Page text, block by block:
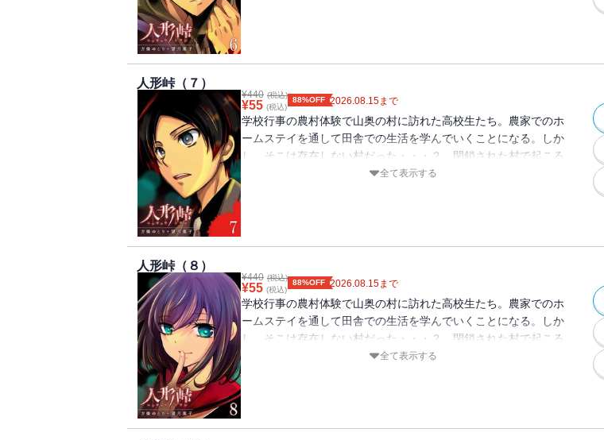
人形峠（７）
¥440 (税込)
¥55 (税込)
88%OFF 2026.08.15まで
学校行事の農村体験で山奥の村に訪れた高校生たち。農家でのホ
ームステイを通して田舎での生活を学んでいくことになる。しか
し、そこは存在しない村だった・・・？ 閉鎖された村で起こる
数々の不可解な出来事に戦慄が走る！ 高校生たちの運命は？
全て表示する
人形峠（８）
¥440 (税込)
¥55 (税込)
88%OFF 2026.08.15まで
学校行事の農村体験で山奥の村に訪れた高校生たち。農家でのホ
ームステイを通して田舎での生活を学んでいくことになる。しか
し、そこは存在しない村だった・・・？ 閉鎖された村で起こる
数々の不可解な出来事に戦慄が走る！ 高校生たちの運命は？
全て表示する